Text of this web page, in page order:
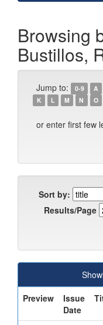
Browsing
Bustillos,
Jump to: 0-9 A
K
L M N O
or enter first few
Sort by:
Results/Page
Preview
Issue
Date